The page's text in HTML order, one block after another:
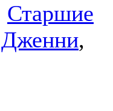
Старшие
Дженни,